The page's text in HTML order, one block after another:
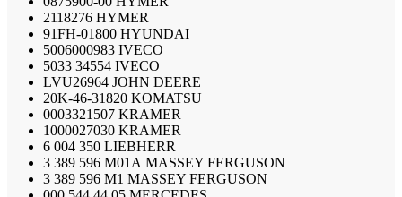
2118276 HYMER
91FH-01800 HYUNDAI
5006000983 IVECO
5033 34554 IVECO
LVU26964 JOHN DEERE
20K-46-31820 KOMATSU
0003321507 KRAMER
1000027030 KRAMER
6 004 350 LIEBHERR
3 389 596 M01A MASSEY FERGUSON
3 389 596 M1 MASSEY FERGUSON